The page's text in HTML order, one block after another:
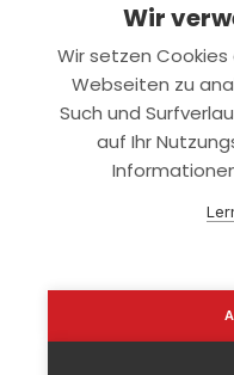
Rechtliches
Datenschutz
Wir
Wir setzen
Webseiten zu
Such und
auf Ihr